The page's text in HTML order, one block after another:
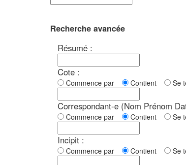
Recherche avancée
Résumé :
Cote :
Commence par Contient Se
Correspondant-e (Nom Prénom
Commence par Contient Se
Incipit :
Commence par Contient Se